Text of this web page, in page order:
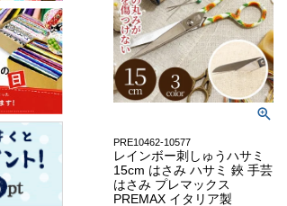
PRE10462-10577
レインボー刺しゅうハサミ
15cm はさみ ハサミ 鋏 手芸
はさみ プレマックス
PREMAX イタリア製